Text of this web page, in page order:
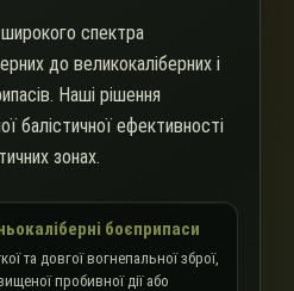
спектра
до великокаліберних і
Наші рішення
балістичної ефективності
зонах.
боєприпаси
та довгої вогнепальної зброї,
пробивної дії або